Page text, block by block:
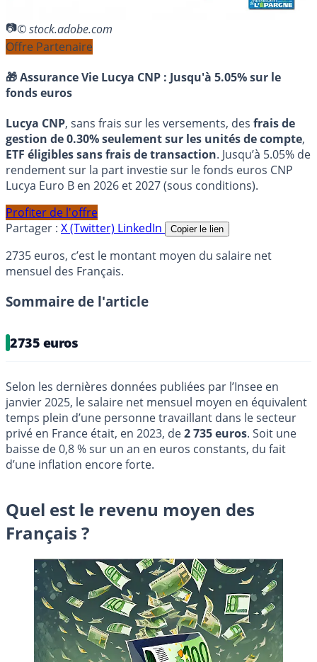
© stock.adobe.com
Offre Partenaire
🎁 Assurance Vie Lucya CNP : Jusqu'à 5.05% sur le
fonds euros
Lucya CNP, sans frais sur les versements, des frais de
gestion de 0.30% seulement sur les unités de compte,
ETF éligibles sans frais de transaction. Jusqu’à 5.05% de
rendement sur la part investie sur le fonds euros CNP
Lucya Euro B en 2026 et 2027 (sous conditions).
Profiter de l'offre
Partager : X (Twitter) LinkedIn Copier le lien
2735 euros, c’est le montant moyen du salaire net
mensuel des Français.
Sommaire de l'article
2735 euros
Selon les dernières données publiées par l’Insee en
janvier 2025, le salaire net mensuel moyen en équivalent
temps plein d’une personne travaillant dans le secteur
privé en France était, en 2023, de2 735 euros. Soit une
baisse de 0,8 % sur un an en euros constants, du fait
d’une inflation encore forte.
Quel est le revenu moyen des
Français ?